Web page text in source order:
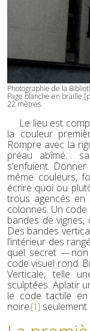
Photographie de la
Page blanche en braille
22 mètres.
Le lieu est
la couleur
Rompre avec la
préau abîmé…
s’enfuient.
même couleurs,
écrire quoi ou
trous agencés en
colonnes. Un code
bandes de vignes,
Des bandes
l’intérieur des
quel secret — non
code visuel rond.
Verticale, telle
sculptées. Aplatir
le code tactile
noire [1]